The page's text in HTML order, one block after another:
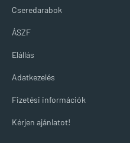
Cseredarabok
ÁSZF
Elállás
Adatkezelés
Fizetési információk
Kérjen ajánlatot!